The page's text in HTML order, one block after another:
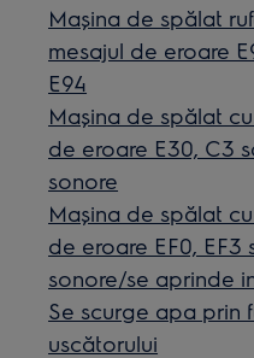
Mașina de spălat
mesajul de eroare
E94
Maşina de spălat
de eroare E30, C3
sonore
Mașina de spălat
de eroare EF0, EF3
sonore/se aprinde
Se scurge apa prin
uscătorului